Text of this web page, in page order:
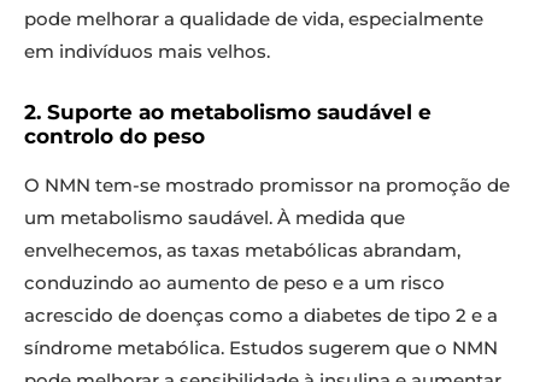
pode melhorar a qualidade de vida, especialmente
em indivíduos mais velhos.
2. Suporte ao metabolismo saudável e
controlo do peso
O NMN tem-se mostrado promissor na promoção de
um metabolismo saudável. À medida que
envelhecemos, as taxas metabólicas abrandam,
conduzindo ao aumento de peso e a um risco
acrescido de doenças como a diabetes de tipo 2 e a
síndrome metabólica. Estudos sugerem que o NMN